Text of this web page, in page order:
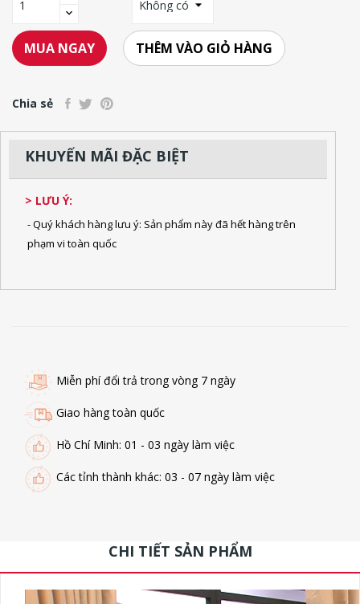
MUA NGAY THÊM VÀO GIỎ HÀNG
Chia sẻ
KHUYẾN MÃI ĐẶC BIỆT
> LƯU Ý:
- Quý khách hàng lưu ý: Sản phẩm này đã hết hàng trên
phạm vi toàn quốc
Miễn phí đổi trả trong vòng 7 ngày
Giao hàng toàn quốc
Hồ Chí Minh: 01 - 03 ngày làm việc
Các tỉnh thành khác: 03 - 07 ngày làm việc
CHI TIẾT SẢN PHẨM